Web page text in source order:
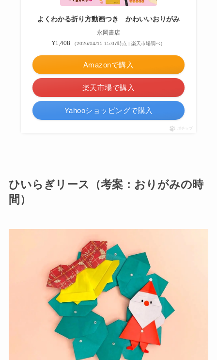
よくわかる折り方動画つき かわいいおりがみ
永岡書店
¥1,408
（2026/04/15 15:07時点 | 楽天市場調べ）
Amazonで購入
楽天市場で購入
Yahooショッピングで購入
ポチップ
ひいらぎリース（考案：おりがみの時
間）